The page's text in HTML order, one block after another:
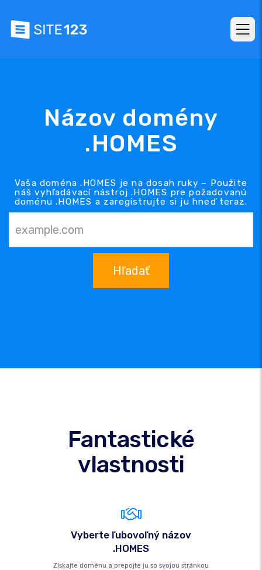
Názov domény
.HOMES
Vaša doména .HOMES je na dosah ruky – Použite
náš vyhľadávací nástroj .HOMES pre požadovanú
doménu .HOMES a zaregistrujte si ju hneď teraz.
Hľadať
Fantastické
vlastnosti
Vyberte ľubovoľný názov
.HOMES
Získajte doménu a prepojte ju so svojou stránkou